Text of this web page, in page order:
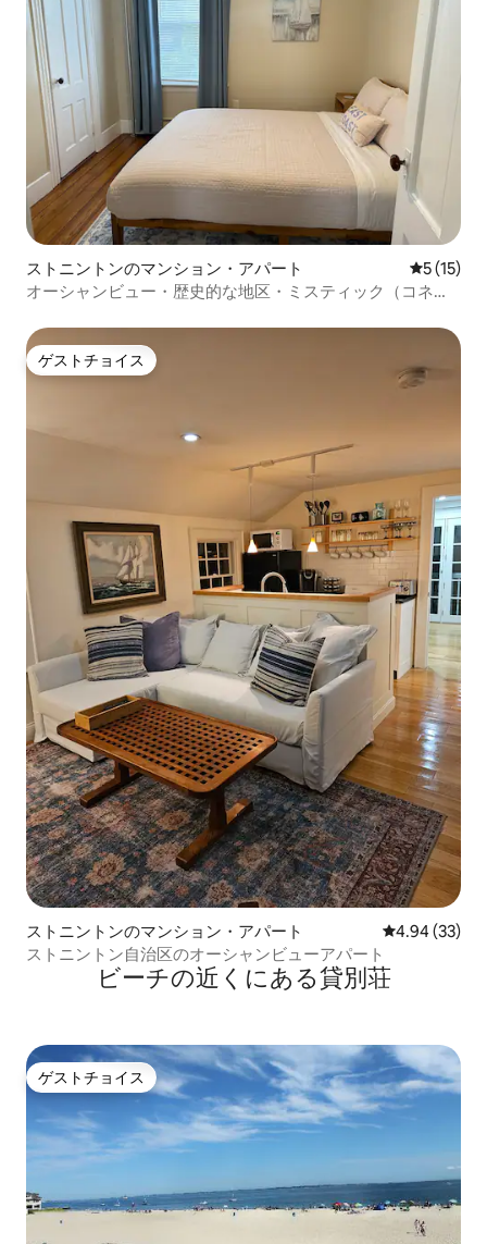
ストニントンのマンション・アパート レビュー
5 (15)
オーシャンビュー・歴史的な地区・ミスティック（コネチ
ゲストチョイス
ゲストチョイス
ストニントンのマンション・アパート レビュー33
4.94 (33)
ストニントン自治区のオーシャンビューアパート
ビーチの近くにある貸別荘
ゲストチョイス
ゲストチョイス